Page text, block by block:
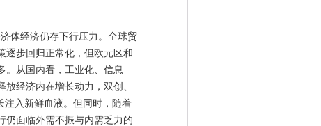
体经济仍存下行压力。全球贸
逐步回归正常化，但欧元区和
。从国内看，工业化、信息
经济内在增长动力，双创、
注入新鲜血液。但同时，随着
仍面临外需不振与内需乏力的